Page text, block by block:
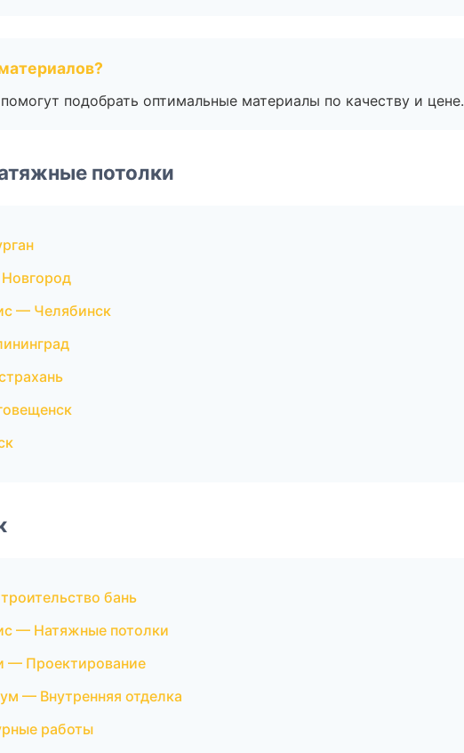
подобрать оптимальные материалы по качеству и цене.
потолки
— Челябинск
бань
— Натяжные потолки
— Проектирование
— Внутренняя отделка
работы